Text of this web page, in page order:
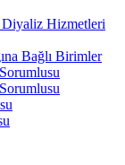
Hizmetleri
Bağlı Birimler